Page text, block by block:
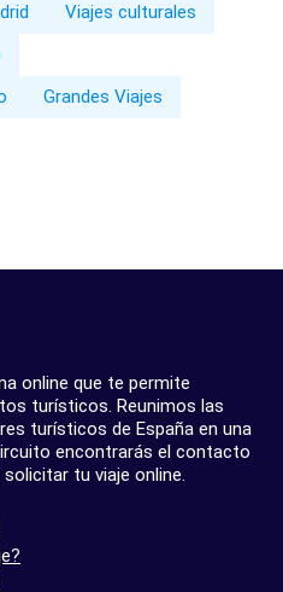
Viajes culturales
Grandes Viajes
online que te permite
turísticos. Reunimos las
turísticos de España en una
encontrarás el contacto
tu viaje online.